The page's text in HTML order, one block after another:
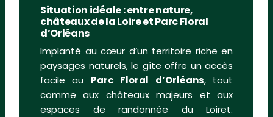
Situation idéale : entre nature,
châteaux de la Loire et Parc Floral
d’Orléans
Implanté au cœur d’un territoire riche en
paysages naturels, le gîte offre un accès
facile au Parc Floral d’Orléans, tout
comme aux châteaux majeurs et aux
espaces de randonnée du Loiret.